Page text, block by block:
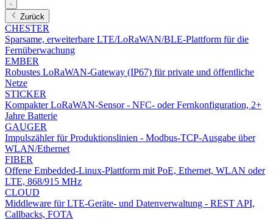
Zurück
CHESTER
Sparsame, erweiterbare LTE/LoRaWAN/BLE-Plattform für die
Fernüberwachung
EMBER
Robustes LoRaWAN-Gateway (IP67) für private und öffentliche
Netze
STICKER
Kompakter LoRaWAN-Sensor - NFC- oder Fernkonfiguration, 2+
Jahre Batterie
GAUGER
Impulszähler für Produktionslinien - Modbus-TCP-Ausgabe über
WLAN/Ethernet
FIBER
Offene Embedded-Linux-Plattform mit PoE, Ethernet, WLAN oder
LTE, 868/915 MHz
CLOUD
Middleware für LTE-Geräte- und Datenverwaltung - REST API,
Callbacks, FOTA